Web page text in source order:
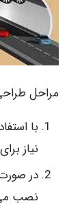
مراحل
با
نیاز
در
نصب می